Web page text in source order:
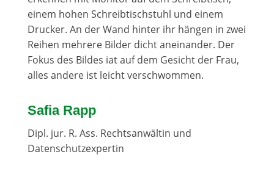
Safia Rapp
Dipl. jur. R. Ass. Rechtsanwältin und
Datenschutzexpertin